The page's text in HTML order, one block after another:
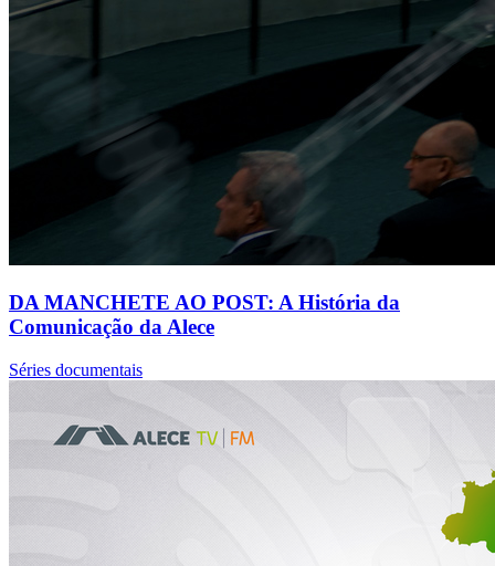
DA MANCHETE AO POST: A História da
Comunicação da Alece
Séries documentais